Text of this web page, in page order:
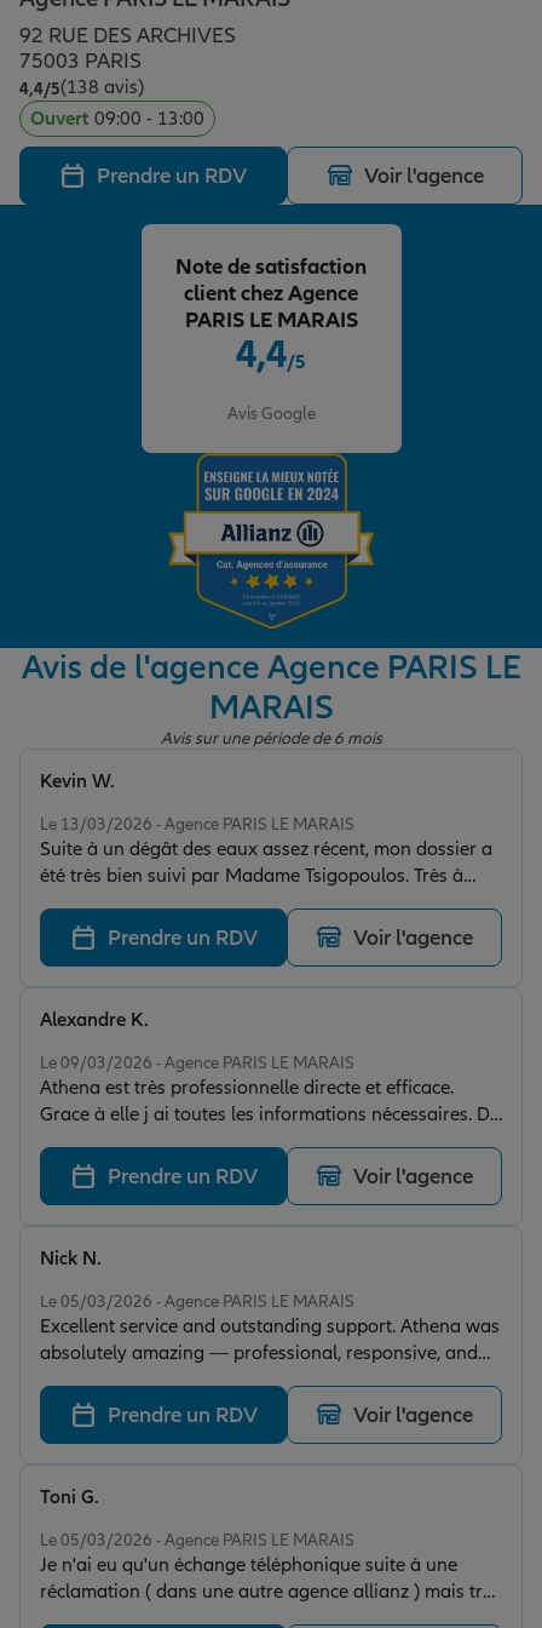
Assurance emprunteur
Prévoyance et dépendance
Assurance animal de compagnie
Protection de la famille
Protection juridique
Épargne & retraite
Plan épargne retraite
Assurance vie
Placements financiers
Investissements immobiliers
Transmission
Vos projets
Partir en vacances
Départ à la retraite
Préparer l’avenir
Conseil assurance
Assurance habitation
Le Pack Famille
Garantie des accidents de la vie
Retraite
Tous nos devis d'assurance
Allianz en France
92 RUE DES ARCHIVES
75003 PARIS
4,4/5Note de 4.4 sur 5
(138 avis)
Ouvert 09:00 - 13:00
Prendre un RDV Voir l'agence
4,4/5
Avis Google
Note de satisfaction
client chez Agence
PARIS LE MARAIS
Avis de l'agence Agence PARIS LE
MARAIS
Avis sur une période de 6 mois
Le 13/03/2026 - Agence PARIS LE MARAIS
Suite à un dégât des eaux assez récent, mon dossier a
été très bien suivi par Madame Tsigopoulos. Très à
l'écoute et hyper réactive malgré son agenda chargé,
elle s'investit à 100% de A à Z dans son travail ! C'est
vraiment très rassurant de se sentir écouté et
accompagné dans ce type de situation, là où beaucoup
d'autres assureurs préfèrent choisir la facilité dès qu'ils
Kevin W.
Prendre un RDV Voir l'agence
Le 09/03/2026 - Agence PARIS LE MARAIS
Athena est très professionnelle directe et efficace.
Grace à elle j ai toutes les informations nécessaires. De
plus elle se souvient des clients et détails des
interactions passées, ce qui ne gâche rien. Merci
beaucoup Athena.
Alexandre K.
Prendre un RDV Voir l'agence
Le 05/03/2026 - Agence PARIS LE MARAIS
Excellent service and outstanding support. Athena was
absolutely amazing — professional, responsive, and
incredibly helpful. She guided me through every step
and answered all my questions clearly and patiently.
Truly one of the best customer service experiences I’ve
had. Thank you!
Nick N.
Prendre un RDV Voir l'agence
Le 05/03/2026 - Agence PARIS LE MARAIS
Je n'ai eu qu'un échange téléphonique suite à une
réclamation ( dans une autre agence allianz ) mais très
efficace, si les gens prenaient leur travail au sérieux
Toni G.